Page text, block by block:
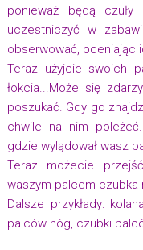
ponieważ będą
uczestniczyć w
obserwować, oceniając
Teraz użyjcie swoich
łokcia...Może się
poszukać. Gdy go
chwile na nim
gdzie wylądował wasz
Teraz możecie
waszym palcem czubka
Dalsze przykłady:
palców nóg, czubki